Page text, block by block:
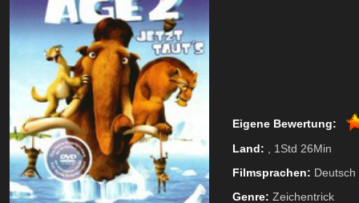
Eigene Bewertung:
Land: , 1Std 26Min
Filmsprachen: Deutsch
Genre: Zeichentrick